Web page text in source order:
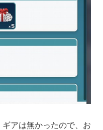
アは無かったので、お